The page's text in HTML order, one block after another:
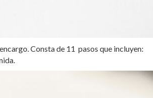
Consta de 11 pasos que incluyen: